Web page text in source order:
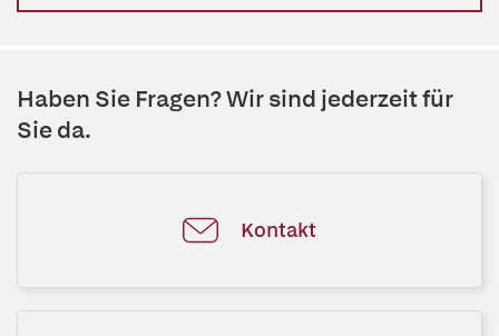
Haben Sie Fragen? Wir sind jederzeit für
Sie da.
Kontakt